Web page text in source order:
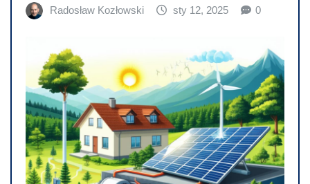
Radosław Kozłowski sty 12, 2025 0